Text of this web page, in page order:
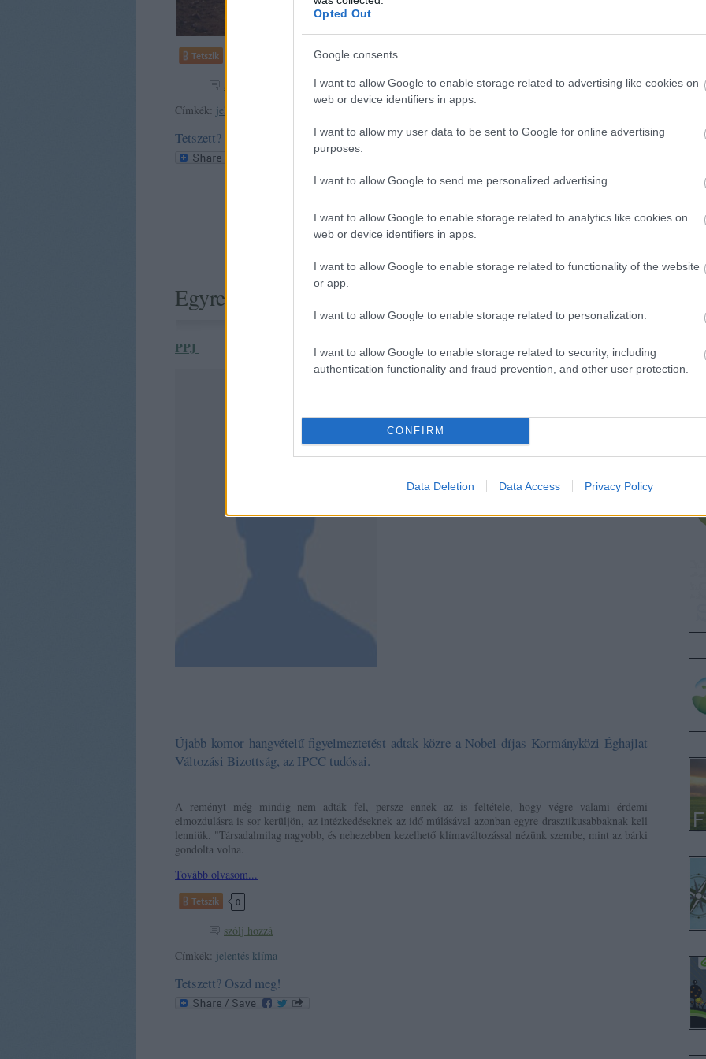
Opted Out
Google consents
I want to allow Google to enable storage related to advertising like cookies on
web or device identifiers in apps.
I want to allow my user data to be sent to Google for online advertising
purposes.
I want to allow Google to send me personalized advertising.
I want to allow Google to enable storage related to analytics like cookies on
web or device identifiers in apps.
I want to allow Google to enable storage related to functionality of the website
or app.
I want to allow Google to enable storage related to personalization.
I want to allow Google to enable storage related to security, including
authentication functionality and fraud prevention, and other user protection.
CONFIRM
Data Deletion Data Access Privacy Policy
Tetszik
Címkék: jelentés fenntarthatóság
Tetszett? Oszd meg!
Egyre súlyosabb következményeket jósol az IPCC
PPJ
Újabb komor hangvételű figyelmeztetést adtak közre a Nobel-díjas Kormányközi Éghajlat
Változási Bizottság, az IPCC tudósai.
A reményt még mindig nem adták fel, persze ennek az is feltétele, hogy végre valami érdemi
elmozdulásra is sor kerüljön, az intézkedéseknek az idő múlásával azonban egyre drasztikusabbaknak kell
lenniük. "Társadalmilag nagyobb, és nehezebben kezelhető klímaváltozással nézünk szembe, mint az bárki
gondolta volna.
Tovább olvasom...
Tetszik 0
szólj hozzá
Címkék: jelentés klíma
Tetszett? Oszd meg!